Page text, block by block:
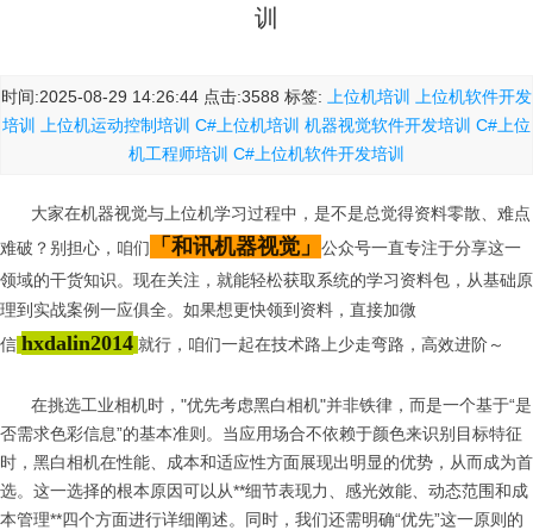
训
时间:2025-08-29 14:26:44 点击:3588 标签: 上位机培训
上位机软件开发
培训
上位机运动控制培训 C#上位机培训 机器视觉软件开发培训 C#上位
机工程师培训 C#上位机软件开发培训
大家在机器视觉与上位机学习过程中，是不是总觉得资料零散、难点
难破？别担心，咱们
「和讯机器视觉」
公众号一直专注于分享这一
领域的干货知识。现在关注，就能轻松获取系统的学习资料包，从基础原
理到实战案例一应俱全。如果想更快领到资料，直接加微
信 hxdalin2014 就行，咱们一起在技术路上少走弯路，高效进阶～
在挑选工业相机时，"优先考虑黑白相机"并非铁律，而是一个基于“是
否需求色彩信息”的基本准则。当应用场合不依赖于颜色来识别目标特征
时，黑白相机在性能、成本和适应性方面展现出明显的优势，从而成为首
选。这一选择的根本原因可以从**细节表现力、感光效能、动态范围和成
本管理**四个方面进行详细阐述。同时，我们还需明确“优先”这一原则的